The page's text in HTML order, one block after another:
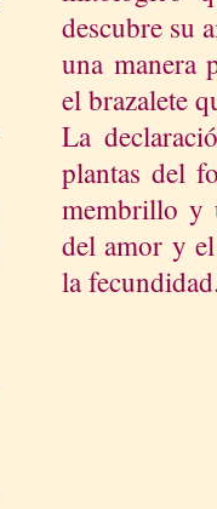
descubre su
una manera
el brazalete
La
plantas del
membrillo y
del amor y
la